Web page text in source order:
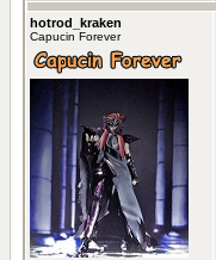
hotrod_kraken
Capucin Forever